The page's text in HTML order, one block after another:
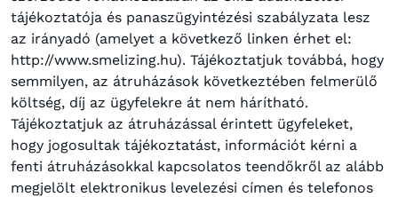
tájékoztatója és panaszügyintézési szabályzata lesz
az irányadó (amelyet a következő linken érhet el:
http://www.smelizing.hu). Tájékoztatjuk továbbá, hogy
semmilyen, az átruházások következtében felmerülő
költség, díj az ügyfelekre át nem hárítható.
Tájékoztatjuk az átruházással érintett ügyfeleket,
hogy jogosultak tájékoztatást, információt kérni a
fenti átruházásokkal kapcsolatos teendőkről az alább
megjelölt elektronikus levelezési címen és telefonos